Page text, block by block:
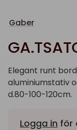
Gaber
Elegant runt
aluminiumstativ
d.80-100-120cm.
Logga in för